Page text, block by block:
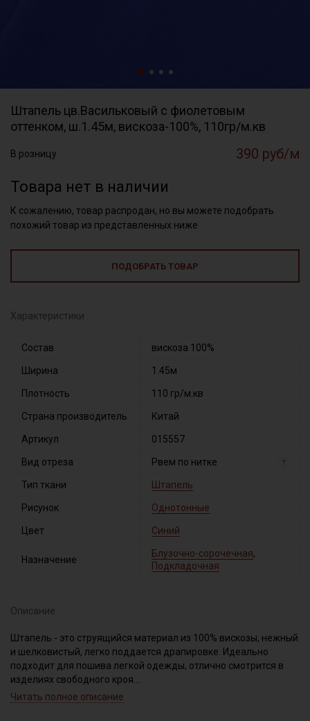
Штапель цв.Васильковый с фиолетовым
оттенком, ш.1.45м, вискоза-100%, 110гр/м.кв
В розницу 390 руб/м
Товара нет в наличии
К сожалению, товар распродан, но вы можете подобрать
похожий товар из представленных ниже
ПОДОБРАТЬ ТОВАР
Характеристики
Состав вискоза 100%
Ширина 1.45м
Плотность 110 гр/м.кв
Страна производитель Китай
Артикул 015557
Вид отреза Рвем по нитке ?
Тип ткани Штапель
Рисунок Однотонные
Цвет Синий
Назначение
Блузочно-сорочечная,
Подкладочная
Описание
Штапель - это струящийся материал из 100% вискозы, нежный
и шелковистый, легко поддается драпировке. Идеально
подходит для пошива легкой одежды, отлично смотрится в
изделиях свободного кроя.
Светлые и однотонные расцветки просвечивают и имеют
Читать полное описание